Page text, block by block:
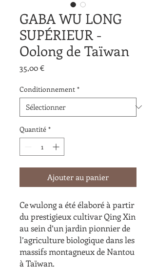
GABA WU LONG
SUPÉRIEUR -
Oolong de Taïwan
35,00 €Prix
Conditionnement *
Quantité *
Ajouter au panier
Ce wulong a été élaboré à partir
du prestigieux cultivar Qing Xin
au sein d’un jardin pionnier de
l’agriculture biologique dans les
massifs montagneux de Nantou
à Taïwan.